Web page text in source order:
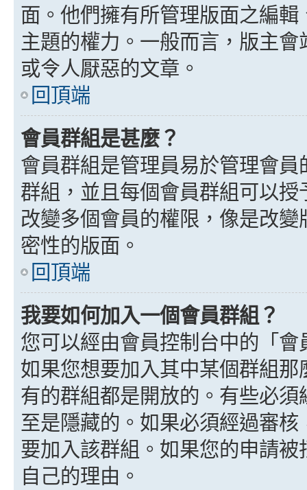
面。他們擁有所管理版面之編
主題的權力。一般而言，版主
或令人厭惡的文章。
回頂端
會員群組是甚麼？
會員群組是管理員易於管理會
群組，並且每個會員群組可以
改變多個會員的權限，像是改
密性的版面。
回頂端
我要如何加入一個會員群組？
您可以經由會員控制台中的「
如果您想要加入其中某個群組
有的群組都是開放的。有些必
至是隱藏的。如果必須經過審
要加入該群組。如果您的申請
自己的理由。